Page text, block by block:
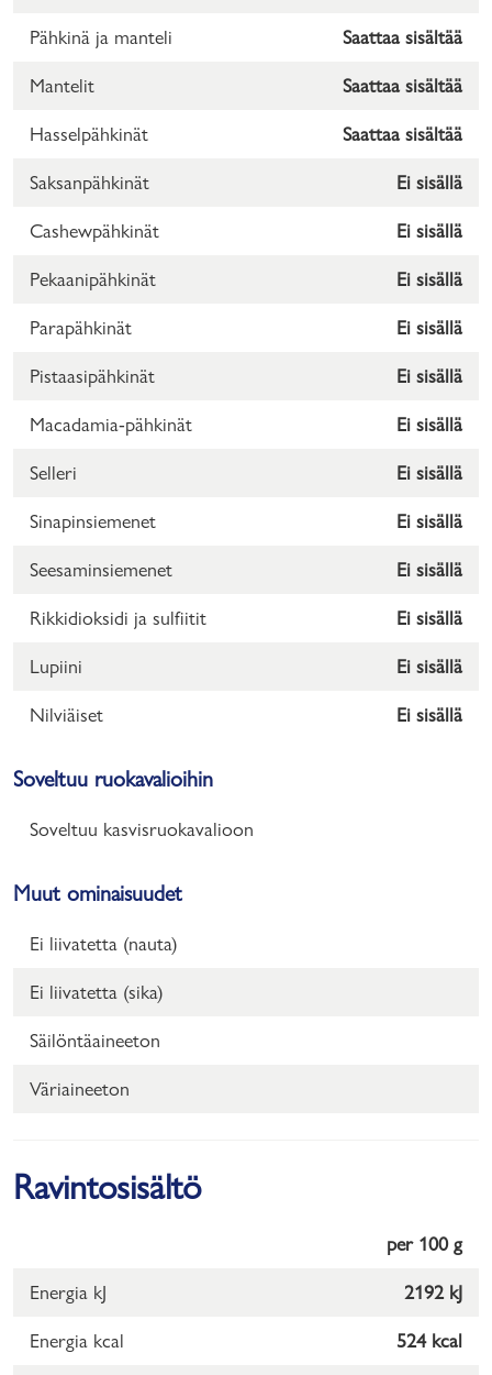
Pähkinä ja manteli Saattaa sisältää
Mantelit Saattaa sisältää
Hasselpähkinät Saattaa sisältää
Saksanpähkinät Ei sisällä
Cashewpähkinät Ei sisällä
Pekaanipähkinät Ei sisällä
Parapähkinät Ei sisällä
Pistaasipähkinät Ei sisällä
Macadamia-pähkinät Ei sisällä
Selleri Ei sisällä
Sinapinsiemenet Ei sisällä
Seesaminsiemenet Ei sisällä
Rikkidioksidi ja sulfiitit Ei sisällä
Lupiini Ei sisällä
Nilviäiset Ei sisällä
Soveltuu ruokavalioihin
Soveltuu kasvisruokavalioon
Muut ominaisuudet
Ei liivatetta (nauta)
Ei liivatetta (sika)
Säilöntäaineeton
Väriaineeton
Ravintosisältö
per 100 g
Energia kJ 2192 kJ
Energia kcal 524 kcal